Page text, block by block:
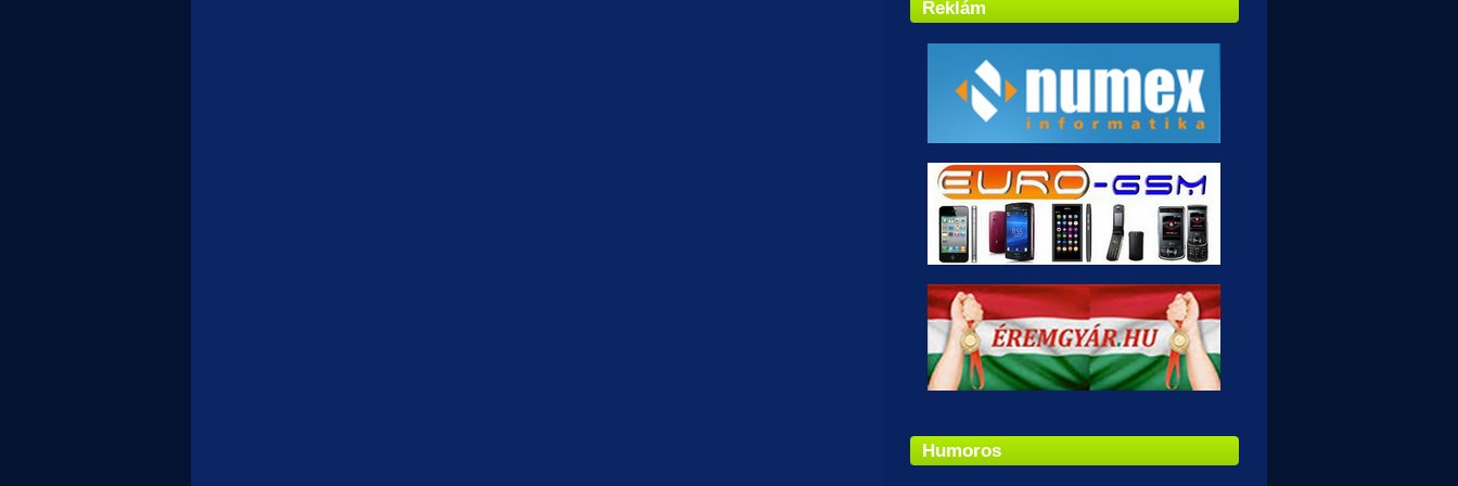
Reklám
Humoros